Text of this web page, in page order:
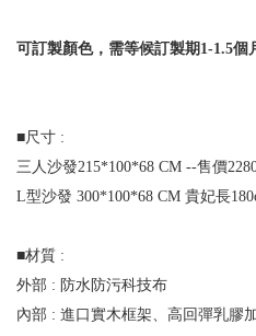
可訂製顏色，需等候訂製期 1-1.5個
■尺寸 :
三人沙發215*100*68 CM --售價
L型沙發 300*100*68 CM 貴妃長
■材質 :
外部 : 防水防污科技布
內部 : 進口實木框架、 高回彈乳膠